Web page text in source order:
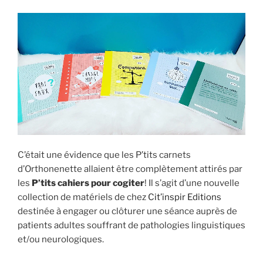
C’était une évidence que les P’tits carnets
d’Orthonenette allaient être complètement attirés par
les P’tits cahiers pour cogiter! Il s’agit d’une nouvelle
collection de matériels de chez Cit’inspir Editions
destinée à engager ou clôturer une séance auprès de
patients adultes souffrant de pathologies linguistiques
et/ou neurologiques.